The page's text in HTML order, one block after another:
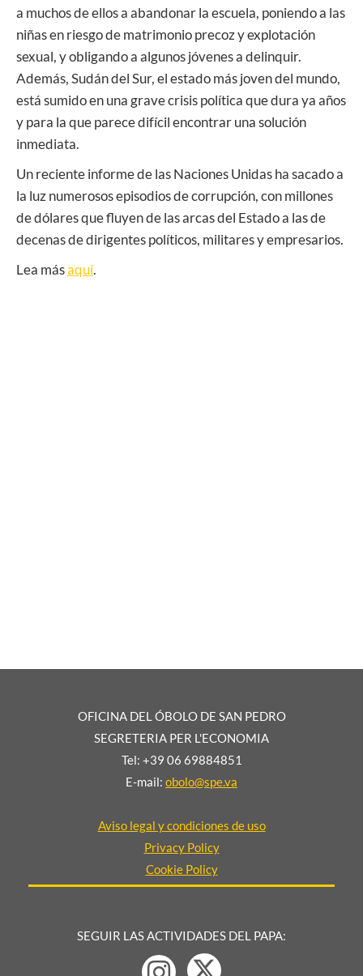
a muchos de ellos a abandonar la escuela, poniendo a las
niñas en riesgo de matrimonio precoz y explotación
sexual, y obligando a algunos jóvenes a delinquir.
Además, Sudán del Sur, el estado más joven del mundo,
está sumido en una grave crisis política que dura ya años
y para la que parece difícil encontrar una solución
inmediata.
Un reciente informe de las Naciones Unidas ha sacado a
la luz numerosos episodios de corrupción, con millones
de dólares que fluyen de las arcas del Estado a las de
decenas de dirigentes políticos, militares y empresarios.
Lea másaquí.
OFICINA DEL ÓBOLO DE SAN PEDRO
SEGRETERIA PER L'ECONOMIA
Tel: +39 06 69884851
E-mail: obolo@spe.va
Aviso legal y condiciones de uso
Privacy Policy
Cookie Policy
SEGUIR LAS ACTIVIDADES DEL PAPA: